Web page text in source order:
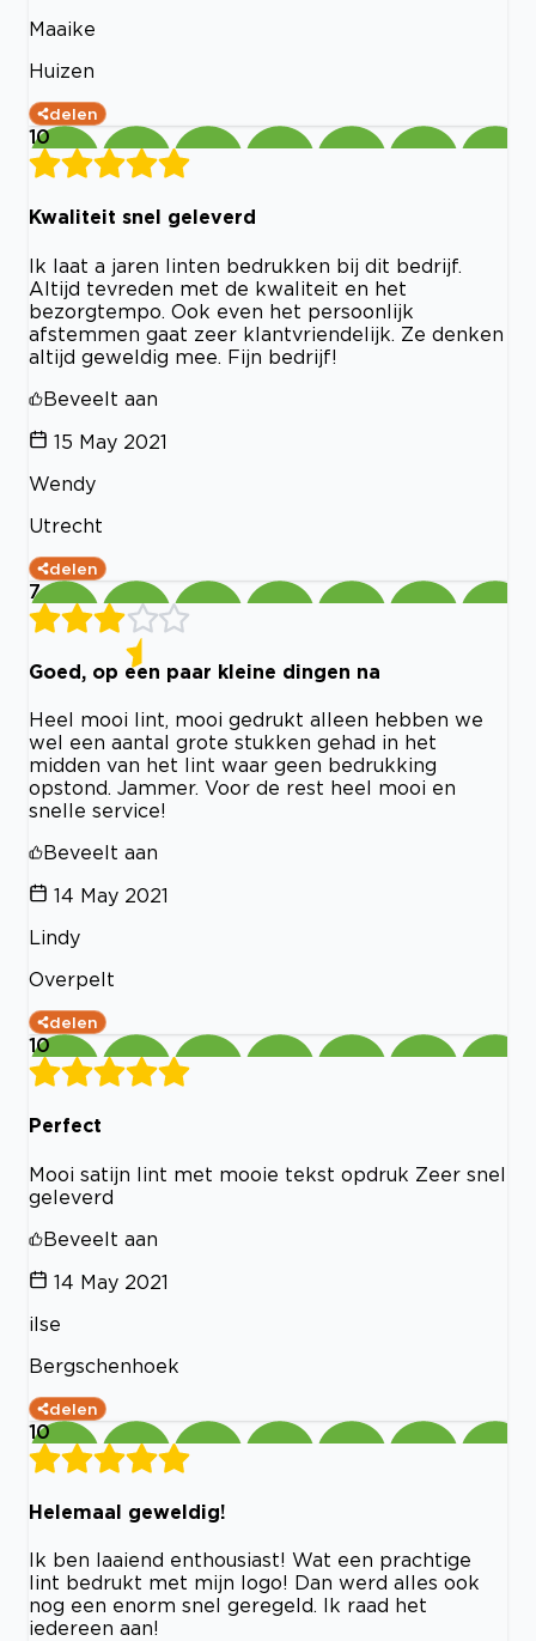
Maaike
Huizen
delen
10
Kwaliteit snel geleverd
Ik laat a jaren linten bedrukken bij dit bedrijf.
Altijd tevreden met de kwaliteit en het
bezorgtempo. Ook even het persoonlijk
afstemmen gaat zeer klantvriendelijk. Ze denken
altijd geweldig mee. Fijn bedrijf!
Beveelt aan
15 May 2021
Wendy
Utrecht
delen
7
Goed, op een paar kleine dingen na
Heel mooi lint, mooi gedrukt alleen hebben we
wel een aantal grote stukken gehad in het
midden van het lint waar geen bedrukking
opstond. Jammer. Voor de rest heel mooi en
snelle service!
Beveelt aan
14 May 2021
Lindy
Overpelt
delen
10
Perfect
Mooi satijn lint met mooie tekst opdruk Zeer snel
geleverd
Beveelt aan
14 May 2021
ilse
Bergschenhoek
delen
10
Helemaal geweldig!
Ik ben laaiend enthousiast! Wat een prachtige
lint bedrukt met mijn logo! Dan werd alles ook
nog een enorm snel geregeld. Ik raad het
iedereen aan!